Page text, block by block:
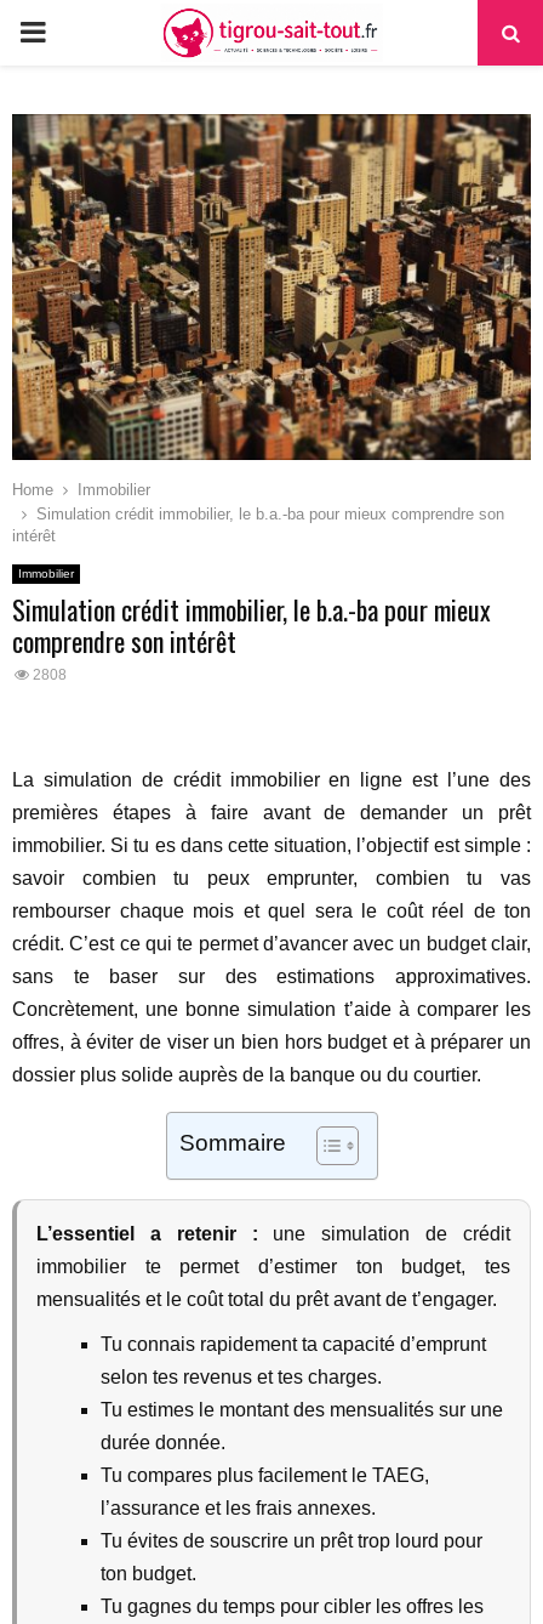
PRIMARY
Home
Immobilier
Simulation crédit immobilier, le b.a.-ba pour mieux comprendre son
intérêt
Immobilier
Simulation crédit immobilier, le b.a.-ba pour mieux
comprendre son intérêt
2808
La simulation de crédit immobilier en ligne est l’une des
premières étapes à faire avant de demander un prêt
immobilier. Si tu es dans cette situation, l’objectif est simple :
savoir combien tu peux emprunter, combien tu vas
rembourser chaque mois et quel sera le coût réel de ton
crédit. C’est ce qui te permet d’avancer avec un budget clair,
sans te baser sur des estimations approximatives.
Concrètement, une bonne simulation t’aide à comparer les
offres, à éviter de viser un bien hors budget et à préparer un
dossier plus solide auprès de la banque ou du courtier.
Sommaire
L’essentiel a retenir : une simulation de crédit
immobilier te permet d’estimer ton budget, tes
mensualités et le coût total du prêt avant de t’engager.
Tu connais rapidement ta capacité d’emprunt
selon tes revenus et tes charges.
Tu estimes le montant des mensualités sur une
durée donnée.
Tu compares plus facilement le TAEG,
l’assurance et les frais annexes.
Tu évites de souscrire un prêt trop lourd pour
ton budget.
Tu gagnes du temps pour cibler les offres les